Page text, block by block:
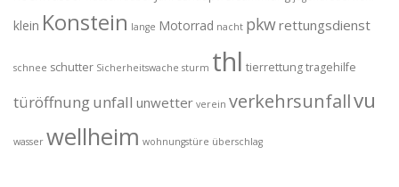
klein Konstein lange Motorrad nacht pkwrettungsdienst
schnee schutter Sicherheitswache sturm thl tierrettungtragehilfe
türöffnungunfall unwetter verein verkehrsunfallvu
wasser wellheim wohnungstüre überschlag